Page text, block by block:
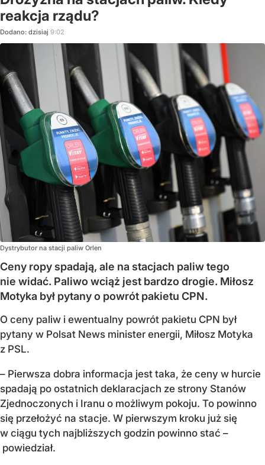
reakcja rządu?
Dodano: dzisiaj 9:02
Dystrybutor na stacji paliw Orlen
Ceny ropy spadają, ale na stacjach paliw tego
nie widać. Paliwo wciąż jest bardzo drogie. Miłosz
Motyka był pytany o powrót pakietu CPN.
O ceny paliw i ewentualny powrót pakietu CPN był
pytany w Polsat News minister energii, Miłosz Motyka
z PSL.
– Pierwsza dobra informacja jest taka, że ceny w hurcie
spadają po ostatnich deklaracjach ze strony Stanów
Zjednoczonych i Iranu o możliwym pokoju. To powinno
się przełożyć na stacje. W pierwszym kroku już się
w ciągu tych najbliższych godzin powinno stać –
powiedział.